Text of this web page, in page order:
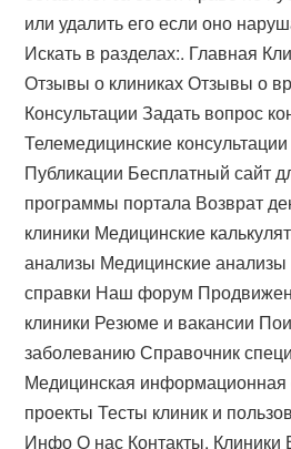
или удалить его если оно
Искать в разделах:. Главная
Отзывы о клиниках Отзывы о
Консультации Задать вопрос
Телемедицинские
Публикации Бесплатный сайт
программы портала Возврат
клиники Медицинские
анализы Медицинские
справки Наш форум
клиники Резюме и вакансии
заболеванию Справочник
Медицинская
проекты Тесты клиник и
Инфо О нас Контакты. Клиники